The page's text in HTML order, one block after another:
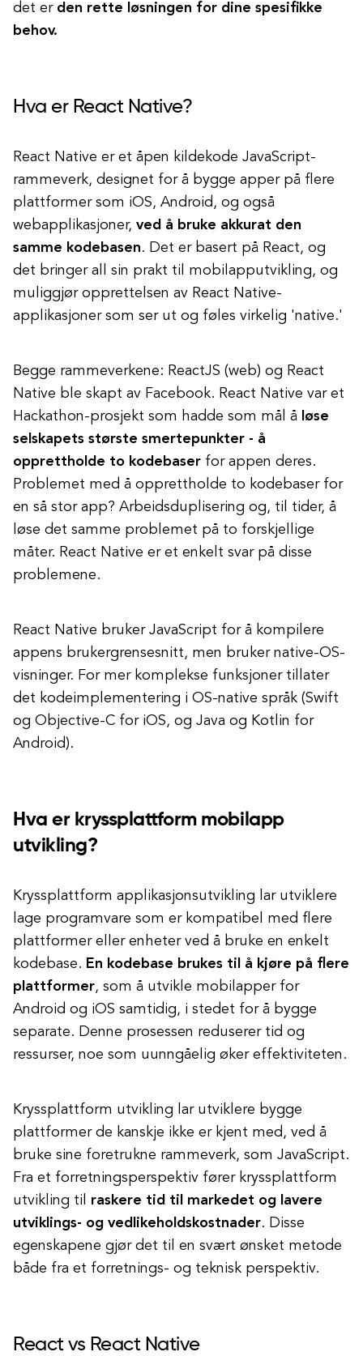
det er den rette løsningen for dine spesifikke
behov.
Hva er React Native?
React Native er et åpen kildekode JavaScript-
rammeverk, designet for å bygge apper på flere
plattformer som iOS, Android, og også
webapplikasjoner, ved å bruke akkurat den
samme kodebasen. Det er basert på React, og
det bringer all sin prakt til mobilapputvikling, og
muliggjør opprettelsen av React Native-
applikasjoner som ser ut og føles virkelig 'native.'
Begge rammeverkene: ReactJS (web) og React
Native ble skapt av Facebook. React Native var et
Hackathon-prosjekt som hadde som mål å løse
selskapets største smertepunkter - å
opprettholde to kodebaser for appen deres.
Problemet med å opprettholde to kodebaser for
en så stor app? Arbeidsduplisering og, til tider, å
løse det samme problemet på to forskjellige
måter. React Native er et enkelt svar på disse
problemene.
React Native bruker JavaScript for å kompilere
appens brukergrensesnitt, men bruker native-OS-
visninger. For mer komplekse funksjoner tillater
det kodeimplementering i OS-native språk (Swift
og Objective-C for iOS, og Java og Kotlin for
Android).
Hva er kryssplattform mobilapp
utvikling?
Kryssplattform applikasjonsutvikling lar utviklere
lage programvare som er kompatibel med flere
plattformer eller enheter ved å bruke en enkelt
kodebase. En kodebase brukes til å kjøre på flere
plattformer, som å utvikle mobilapper for
Android og iOS samtidig, i stedet for å bygge
separate. Denne prosessen reduserer tid og
ressurser, noe som uunngåelig øker effektiviteten.
Kryssplattform utvikling lar utviklere bygge
plattformer de kanskje ikke er kjent med, ved å
bruke sine foretrukne rammeverk, som JavaScript.
Fra et forretningsperspektiv fører kryssplattform
utvikling til raskere tid til markedet og lavere
utviklings- og vedlikeholdskostnader. Disse
egenskapene gjør det til en svært ønsket metode
både fra et forretnings- og teknisk perspektiv.
React vs React Native